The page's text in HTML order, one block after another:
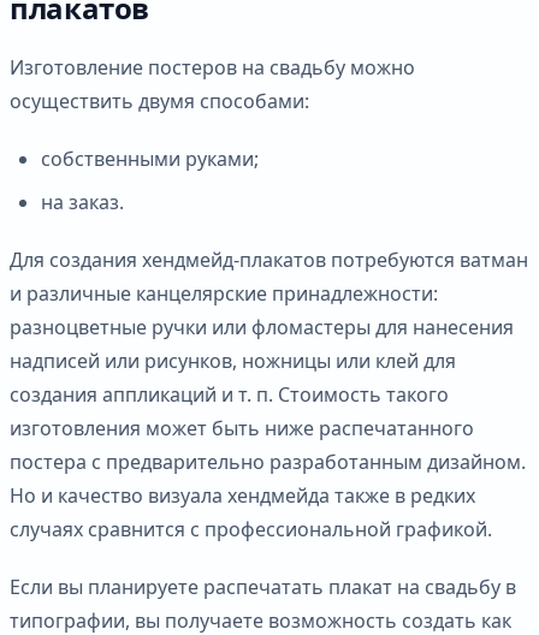
Изготовление постеров на свадьбу можно
осуществить двумя способами:
собственными руками;
на заказ.
Для создания хендмейд-плакатов потребуются ватман
и различные канцелярские принадлежности:
разноцветные ручки или фломастеры для нанесения
надписей или рисунков, ножницы или клей для
создания аппликаций и т. п. Стоимость такого
изготовления может быть ниже распечатанного
постера с предварительно разработанным дизайном.
Но и качество визуала хендмейда также в редких
случаях сравнится с профессиональной графикой.
Если вы планируете распечатать плакат на свадьбу в
типографии, вы получаете возможность создать как